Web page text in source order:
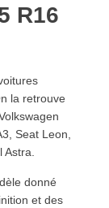
été
la bonne
R16
la retrouve
Seat Leon,
Astra.
donné
et des